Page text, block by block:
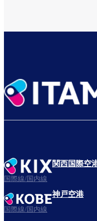
関西国際空
国際線/国内線
神戸空港
国際線/国内線